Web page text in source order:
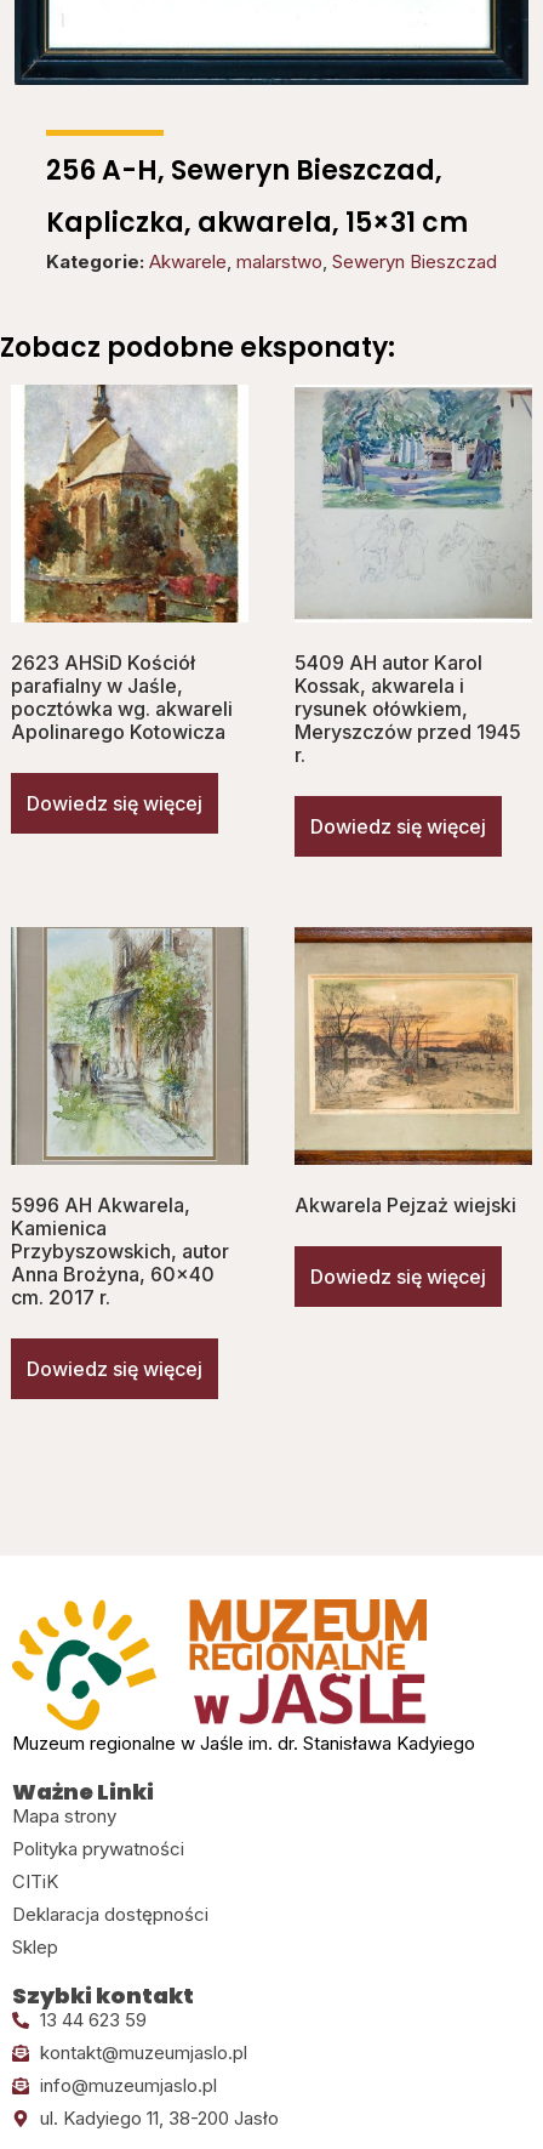
256 A-H, Seweryn Bieszczad,
Kapliczka, akwarela, 15×31 cm
Kategorie: Akwarele, malarstwo, Seweryn Bieszczad
Zobacz podobne eksponaty:
2623 AHSiD Kościół
parafialny w Jaśle,
pocztówka wg. akwareli
Apolinarego Kotowicza
Dowiedz się więcej
5409 AH autor Karol
Kossak, akwarela i
rysunek ołówkiem,
Meryszczów przed 1945
r.
Dowiedz się więcej
5996 AH Akwarela,
Kamienica
Przybyszowskich, autor
Anna Brożyna, 60×40
cm. 2017 r.
Dowiedz się więcej
Akwarela Pejzaż wiejski
Dowiedz się więcej
Muzeum regionalne w Jaśle im. dr. Stanisława Kadyiego
Ważne Linki
Mapa strony
Polityka prywatności
CITiK
Deklaracja dostępności
Sklep
Szybki kontakt
13 44 623 59
kontakt@muzeumjaslo.pl
info@muzeumjaslo.pl
ul. Kadyiego 11, 38-200 Jasło